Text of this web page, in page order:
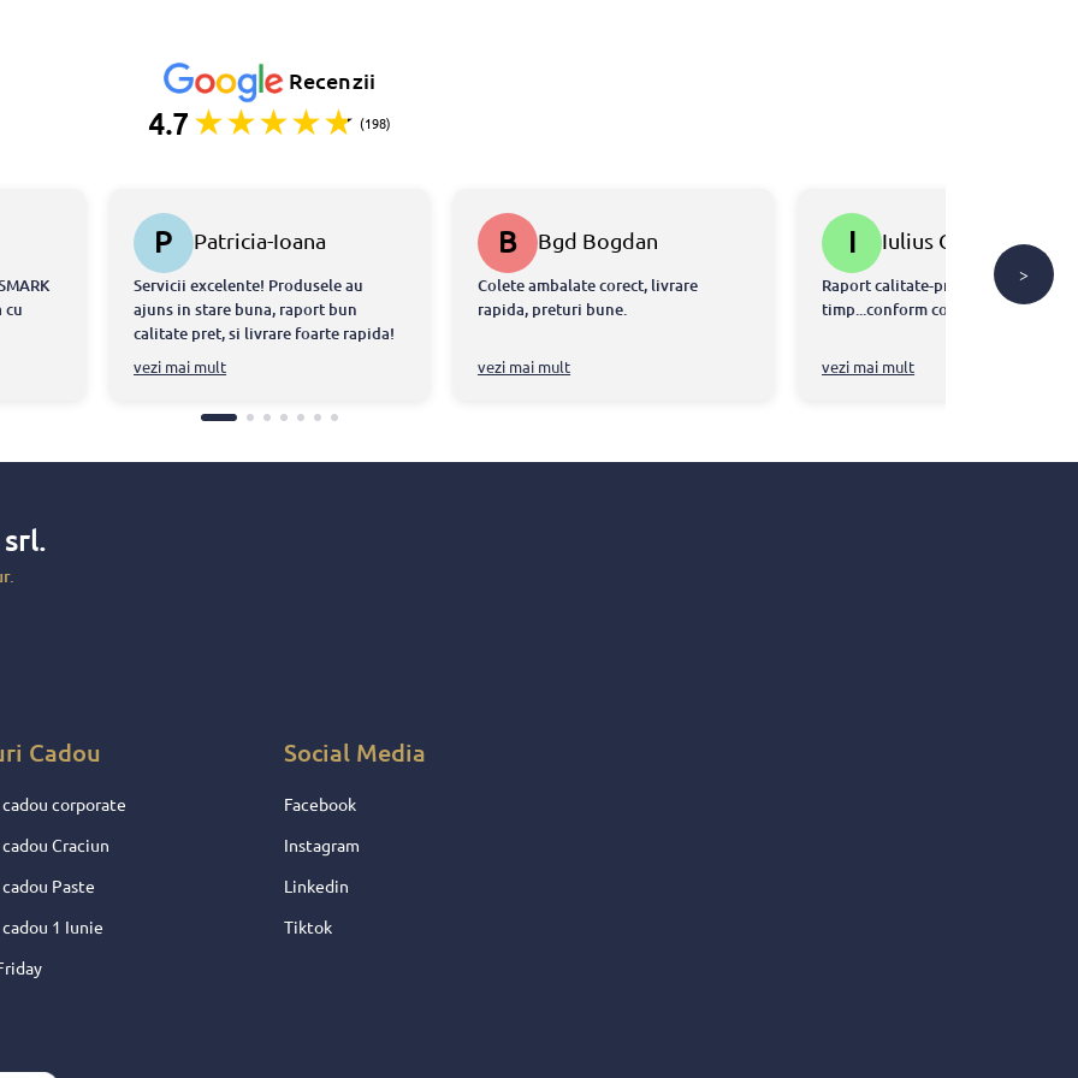
Recenzii
4.7 (198)
cu
am
si au
P
Patricia-Ioana
Servicii excelente! Produsele au
ajuns in stare buna, raport bun
calitate pret, si livrare foarte rapida!
Echipa chiar m-a ajutat sa intru in
posestia produselor in doar cateva
vezi mai mult
B Bgd Bogdan
Colete ambalate corect, livrare
rapida, preturi bune.
vezi mai mult
I Iulius Gal
Raport calitate-pret ok...livrare la
timp...conform comenzi....👍
vezi mai mult
>
srl.
Cadou
corporate
Craciun
Paste
1 Iunie
Social Media
Facebook
Instagram
Linkedin
Tiktok